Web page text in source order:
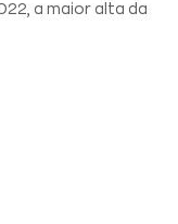
a maior alta da